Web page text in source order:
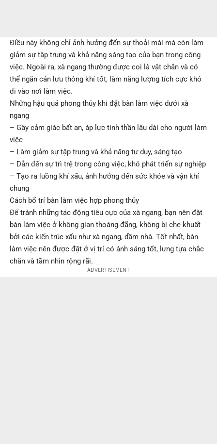
Điều này không chỉ ảnh hưởng đến sự thoải mái mà còn làm
giảm sự tập trung và khả năng sáng tạo của bạn trong công
việc. Ngoài ra, xà ngang thường được coi là vật chắn và có
thể ngăn cản lưu thông khí tốt, làm năng lượng tích cực khó
đi vào nơi làm việc.
Những hậu quả phong thủy khi đặt bàn làm việc dưới xà
ngang
– Gây cảm giác bất an, áp lực tinh thần lâu dài cho người làm
việc
– Làm giảm sự tập trung và khả năng tư duy, sáng tạo
– Dẫn đến sự trì trệ trong công việc, khó phát triển sự nghiệp
– Tạo ra luồng khí xấu, ảnh hưởng đến sức khỏe và vận khí
chung
Cách bố trí bàn làm việc hợp phong thủy
Để tránh những tác động tiêu cực của xà ngang, bạn nên đặt
bàn làm việc ở không gian thoáng đãng, không bị che khuất
bởi các kiến trúc xấu như xà ngang, dầm nhà. Tốt nhất, bàn
làm việc nên được đặt ở vị trí có ánh sáng tốt, lưng tựa chắc
chắn và tầm nhìn rộng rãi.
- ADVERTISEMENT -